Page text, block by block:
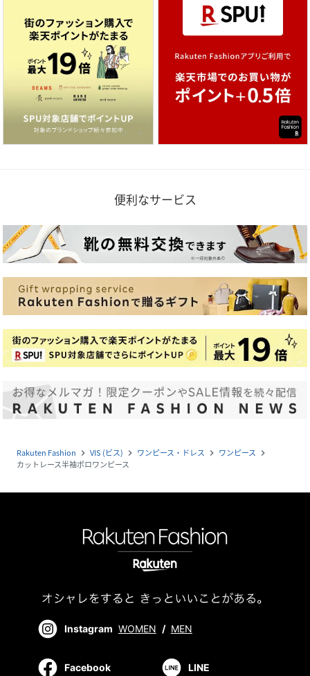
便利なサービス
Rakuten Fashion navigate_next VIS (ビス) navigate_next ワンピース・ドレス navigate_next ワンピース navigate_next
カットレース半袖ポロワンピース
Instagram WOMEN / MEN
Facebook LINE